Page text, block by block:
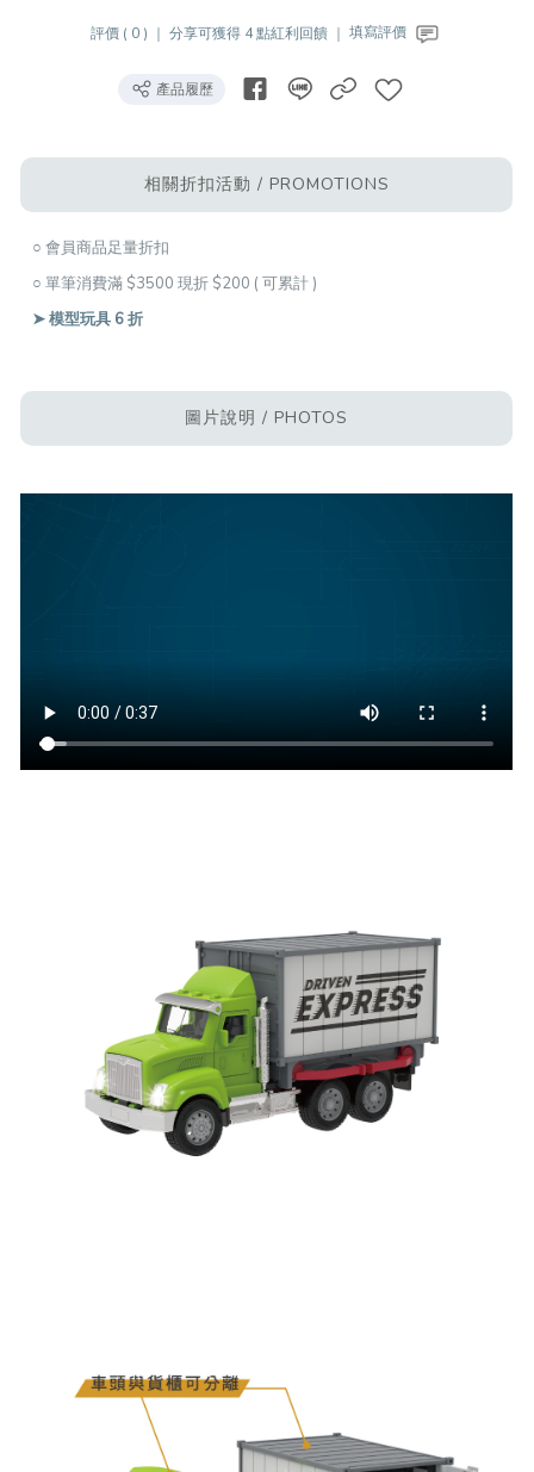
評價 ( 0 ) ｜ 分享可獲得 4 點紅利回饋 ｜ 填寫評價
產品履歷
相關折扣活動 / PROMOTIONS
○ 會員商品足量折扣
○ 單筆消費滿 $3500 現折 $200 ( 可累計 )
➤ 模型玩具 6 折
圖片說明 / PHOTOS